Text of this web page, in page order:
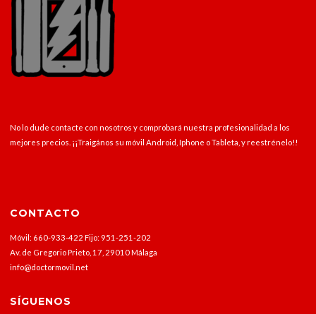
No lo dude contacte con nosotros y comprobará nuestra profesionalidad a los
mejores precios. ¡¡Traigános su móvil Android, Iphone o Tableta, y reestrénelo!!
CONTACTO
Móvil: 660-933-422 Fijo: 951-251-202
Av. de Gregorio Prieto, 17, 29010 Málaga
info@doctormovil.net
SÍGUENOS